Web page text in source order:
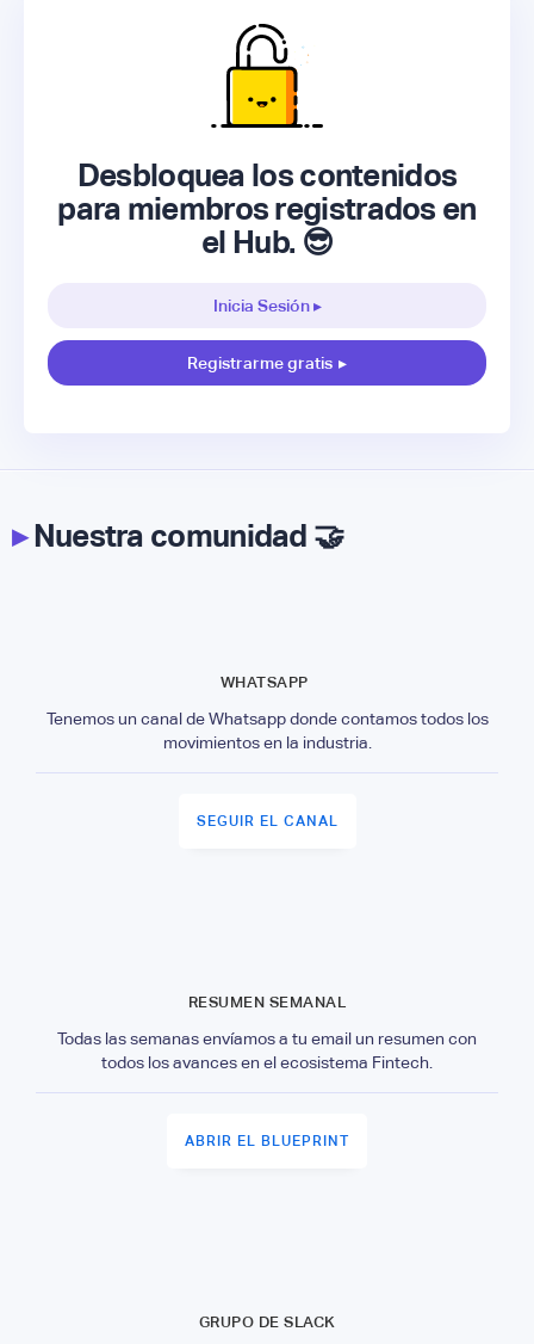
Desbloquea los contenidos
para miembros registrados en
el Hub. 😎
Inicia Sesión ▸
Registrarme gratis ▸
▸Nuestra comunidad 🤝
WHATSAPP
Tenemos un canal de Whatsapp donde contamos todos los
movimientos en la industria.
SEGUIR EL CANAL
RESUMEN SEMANAL
Todas las semanas envíamos a tu email un resumen con
todos los avances en el ecosistema Fintech.
ABRIR EL BLUEPRINT
GRUPO DE SLACK